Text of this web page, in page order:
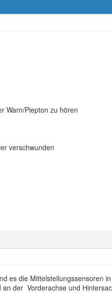
Warn/Piepton zu hören
verschwunden
es die Mittelstellungssensoren
der Vorderachse und